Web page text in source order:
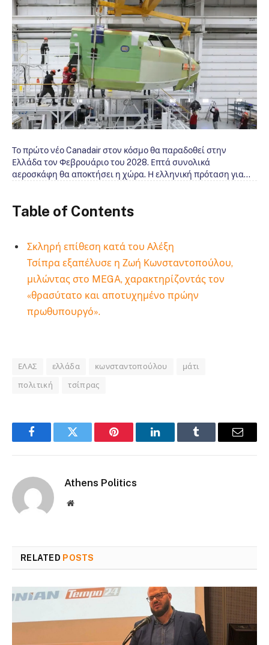
Το πρώτο νέο Canadair στον κόσμο θα παραδοθεί στην
Ελλάδα τον Φεβρουάριο του 2028. Επτά συνολικά
αεροσκάφη θα αποκτήσει η χώρα. Η ελληνική πρόταση για…
Table of Contents
Σκληρή επίθεση κατά του Αλέξη
Τσίπρα εξαπέλυσε η Ζωή Κωνσταντοπούλου,
μιλώντας στο MEGA, χαρακτηρίζοντάς τον
«θρασύτατο και αποτυχημένο πρώην
πρωθυπουργό».
ΕΛΑΣ ελλάδα κωνσταντοπούλου μάτι
πολιτική τσίπρας
FacebookTwitter Pinterest LinkedInTumblr Email
Athens Politics
Website
RELATED POSTS